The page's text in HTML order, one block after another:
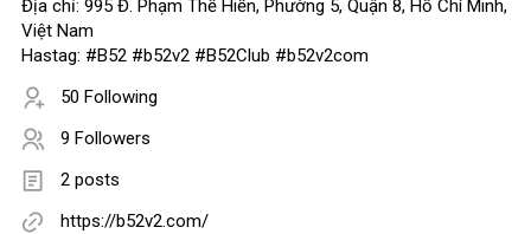
Địa chỉ: 995 Đ. Phạm Thế Hiển, Phường 5, Quận 8, Hồ Chí Minh,
Việt Nam
Hastag: #B52 #b52v2 #B52Club #b52v2com
50 Following
9 Followers
2 posts
https://b52v2.com/